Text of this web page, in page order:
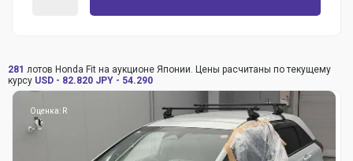
281 лотов Honda Fit на аукционе Японии. Цены расчитаны по текущему
курсу USD - 82.820 JPY - 54.290
Оценка: R